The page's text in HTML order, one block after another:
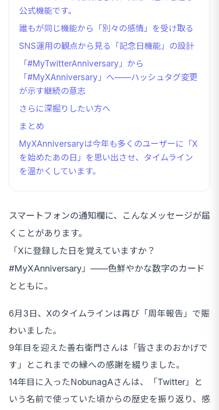
公式機能です。
誰もが同じ機能から「別々の感情」を受け取る
SNS運用の観点から見る「記念日機能」の設計
「#MyTwitterAnniversary」から
「#MyXAnniversary」へ——ハッシュタグ変更
が示す継続の意志
さらに深掘りしたい方へ
まとめ
MyXAnniversaryは今年も多くのユーザーに「X
を始めたあの日」を思い出させ、タイムライン
を温かくしています。
スマートフォンの通知欄に、こんなメッセージが届
くことがあります。
「Xに登録した日を覚えていますか？
#MyXAnniversary」——色鮮やかな数字のカード
とともに。
6月3日、Xのタイムラインは再び「周年報告」で賑
わいました。
9年目を迎えた善右衛門さんは「皆さまのおかげで
す」とこれまでの縁への感謝を綴りました。
14年目に入ったNobunagAさんは、「Twitter」と
いう名前で使っていた頃からの歴史を振り返り、感